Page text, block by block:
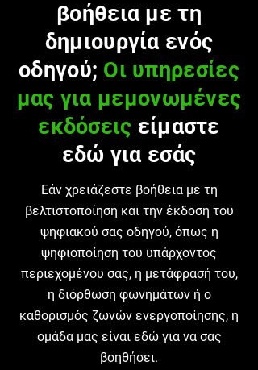
βοήθεια με τη
δημιουργία ενός
οδηγού; Οι υπηρεσίες
μας για μεμονωμένες
εκδόσεις είμαστε
εδώ για εσάς
Εάν χρειάζεστε βοήθεια με τη
βελτιστοποίηση και την έκδοση του
ψηφιακού σας οδηγού, όπως η
ψηφιοποίηση του υπάρχοντος
περιεχομένου σας, η μετάφρασή του,
η διόρθωση φωνημάτων ή ο
καθορισμός ζωνών ενεργοποίησης, η
ομάδα μας είναι εδώ για να σας
βοηθήσει.